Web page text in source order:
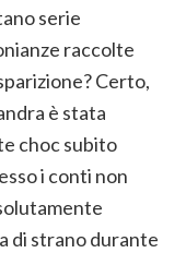
serie
raccolte
Certo,
è stata
choc subito
i conti non
di strano durante